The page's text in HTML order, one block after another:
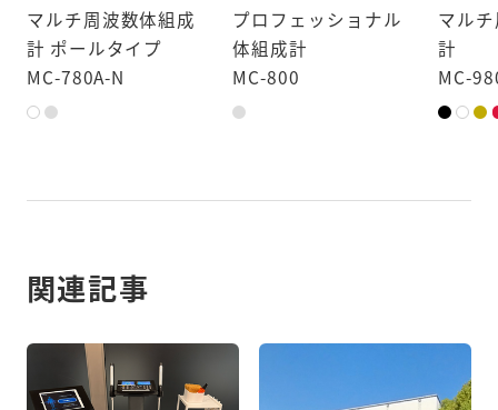
マルチ周波数体組成
計 ポールタイプ
MC-780A-N
プロフェッショナル
体組成計
MC-800
マル
計
MC-
関連記事